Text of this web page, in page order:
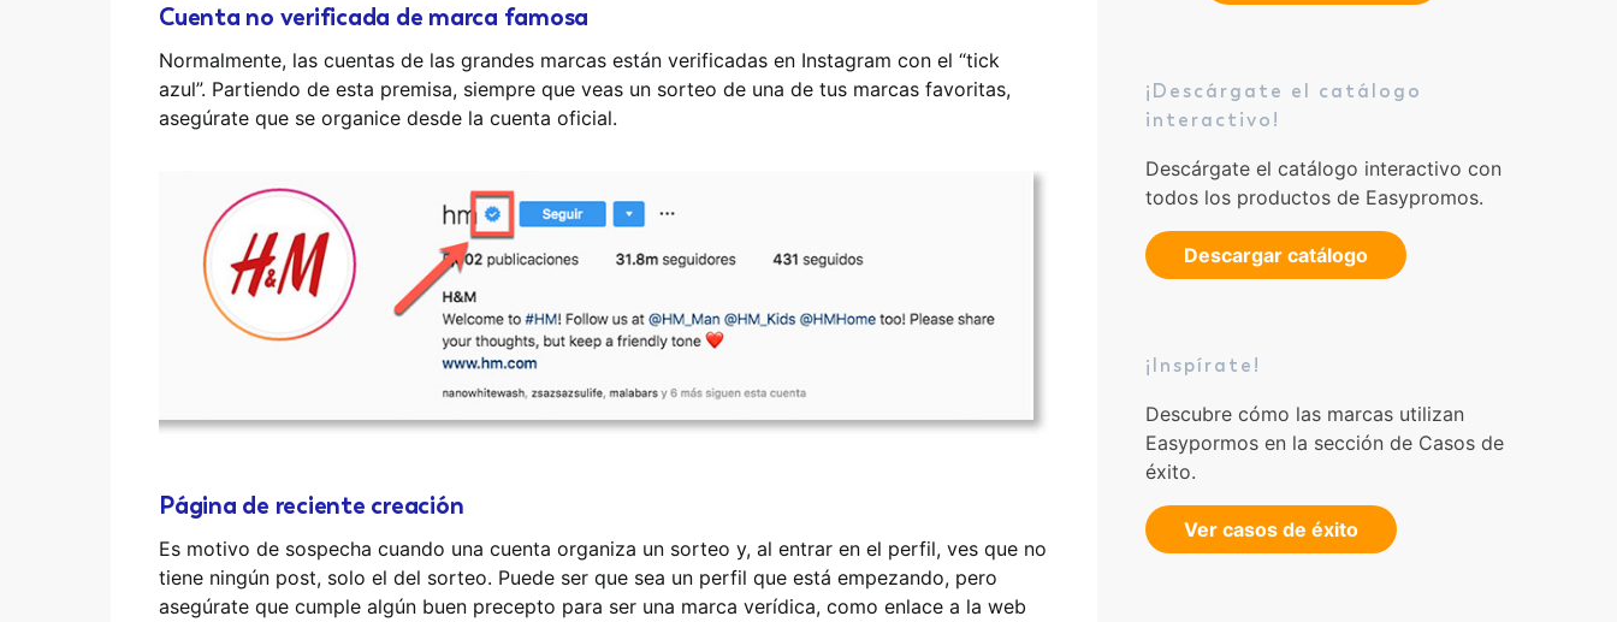
Cuenta no verificada de marca famosa
Normalmente, las cuentas de las grandes marcas están verificadas en Instagram con el “tick
azul”. Partiendo de esta premisa, siempre que veas un sorteo de una de tus marcas favoritas,
asegúrate que se organice desde la cuenta oficial.
Página de reciente creación
Es motivo de sospecha cuando una cuenta organiza un sorteo y, al entrar en el perfil, ves que no
tiene ningún post, solo el del sorteo. Puede ser que sea un perfil que está empezando, pero
asegúrate que cumple algún buen precepto para ser una marca verídica, como enlace a la web
¡Descárgate el catálogo
interactivo!
Descárgate el catálogo interactivo con
todos los productos de Easypromos.
Descargar catálogo
¡Inspírate!
Descubre cómo las marcas utilizan
Easypormos en la sección de Casos de
éxito.
Ver casos de éxito